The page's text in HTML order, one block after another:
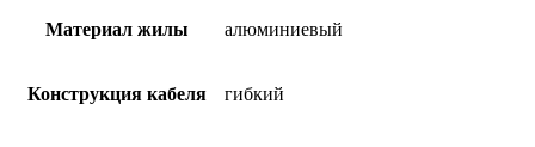
Материал жилы алюминиевый
Конструкция кабеля гибкий